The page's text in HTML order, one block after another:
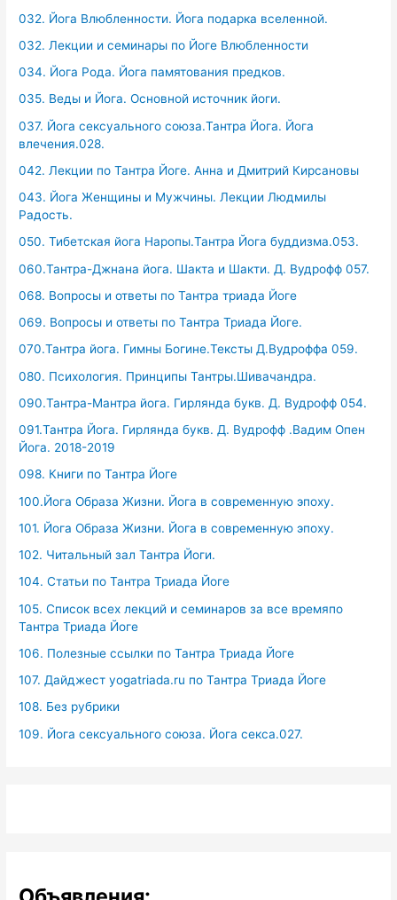
032. Йога Влюбленности. Йога подарка вселенной.
032. Лекции и семинары по Йоге Влюбленности
034. Йога Рода. Йога памятования предков.
035. Веды и Йога. Основной источник йоги.
037. Йога сексуального союза.Тантра Йога. Йога
влечения.028.
042. Лекции по Тантра Йоге. Анна и Дмитрий Кирсановы
043. Йога Женщины и Мужчины. Лекции Людмилы
Радость.
050. Тибетская йога Наропы.Тантра Йога буддизма.053.
060.Тантра-Джнана йога. Шакта и Шакти. Д. Вудрофф 057.
068. Вопросы и ответы по Тантра триада Йоге
069. Вопросы и ответы по Тантра Триада Йоге.
070.Тантра йога. Гимны Богине.Тексты Д.Вудроффа 059.
080. Психология. Принципы Тантры.Шивачандра.
090.Тантра-Мантра йога. Гирлянда букв. Д. Вудрофф 054.
091.Тантра Йога. Гирлянда букв. Д. Вудрофф .Вадим Опен
Йога. 2018-2019
098. Книги по Тантра Йоге
100.Йога Образа Жизни. Йога в современную эпоху.
101. Йога Образа Жизни. Йога в современную эпоху.
102. Читальный зал Тантра Йоги.
104. Статьи по Тантра Триада Йоге
105. Список всех лекций и семинаров за все времяпо
Тантра Триада Йоге
106. Полезные ссылки по Тантра Триада Йоге
107. Дайджест yogatriada.ru по Тантра Триада Йоге
108. Без рубрики
109. Йога сексуального союза. Йога секса.027.